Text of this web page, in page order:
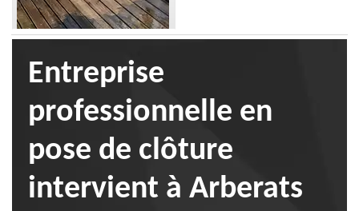
Entreprise
professionnelle en
pose de clôture
intervient à Arberats